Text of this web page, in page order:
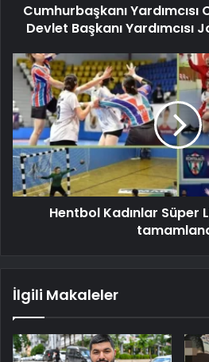
Cumhurbaşkanı
Devlet Başkanı Yardımcısı
Hentbol Kadınlar Süper
İlgili Makaleler